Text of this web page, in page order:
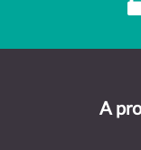
A